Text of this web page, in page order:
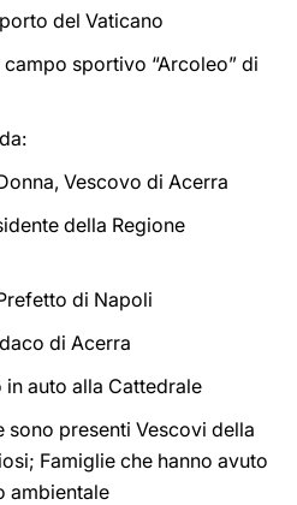
del Vaticano
sportivo “Arcoleo” di
Vescovo di Acerra
della Regione
di Napoli
di Acerra
auto alla Cattedrale
sono presenti Vescovi della
Famiglie che hanno avuto
ambientale